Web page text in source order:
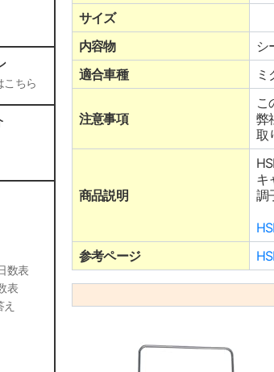
こちら
数表
表
サイズ
内容物
シ
適合車種
注意事項
こ
弊
取
商品説明
キ
調
参考ページ